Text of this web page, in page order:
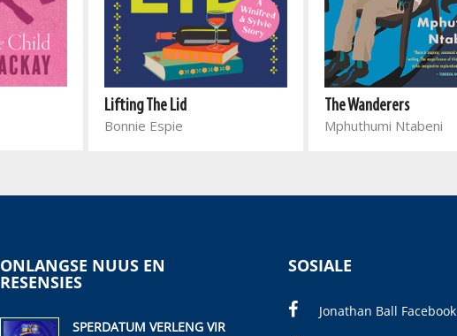
Lifting The Lid
Bonnie Espie
The Wanderers
Mphuthumi Ntabeni
ONLANGSE NUUS EN
RESENSIES
SPERDATUM VERLENG VIR
SOSIALE
Jonathan Ball Facebook